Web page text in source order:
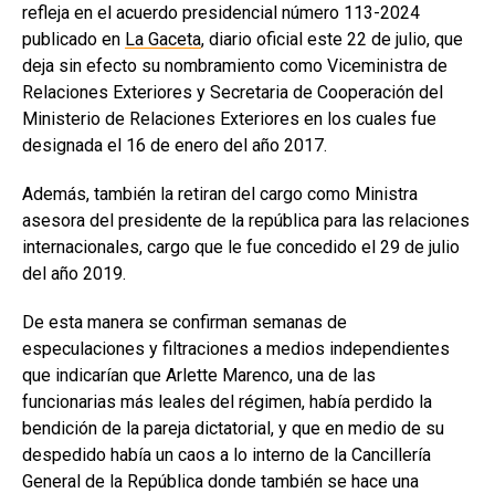
refleja en el acuerdo presidencial número 113-2024
publicado en La Gaceta, diario oficial este 22 de julio, que
deja sin efecto su nombramiento como Viceministra de
Relaciones Exteriores y Secretaria de Cooperación del
Ministerio de Relaciones Exteriores en los cuales fue
designada el 16 de enero del año 2017.
Además, también la retiran del cargo como Ministra
asesora del presidente de la república para las relaciones
internacionales, cargo que le fue concedido el 29 de julio
del año 2019.
De esta manera se confirman semanas de
especulaciones y filtraciones a medios independientes
que indicarían que Arlette Marenco, una de las
funcionarias más leales del régimen, había perdido la
bendición de la pareja dictatorial, y que en medio de su
despedido había un caos a lo interno de la Cancillería
General de la República donde también se hace una